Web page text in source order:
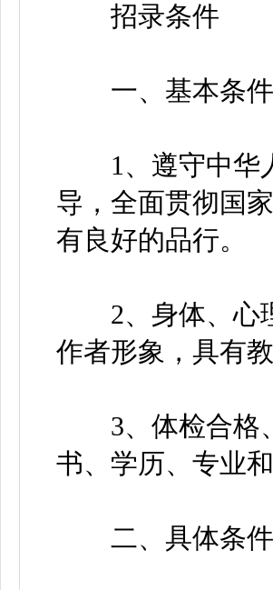
招录条件
一、基本条件
1、遵守中华人
导，全面贯彻国
有良好的品行。
2、身体、心理
作者形象，具有
3、体检合格、
书、学历、专业
二、具体条件